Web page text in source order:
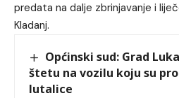
predata na dalje zbrinjavanje i
Kladanj.
Općinski sud: Grad
štetu na vozilu koju su
lutalice